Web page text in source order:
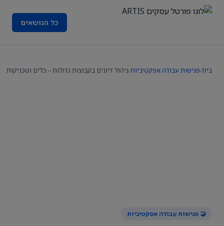
כל הנושאים
בית›פגישות עבודה אפקטיביות›ניהול דיונים בקבוצות גדולות – כלים וטכניקות
🤝 פגישות עבודה אפקטיביות